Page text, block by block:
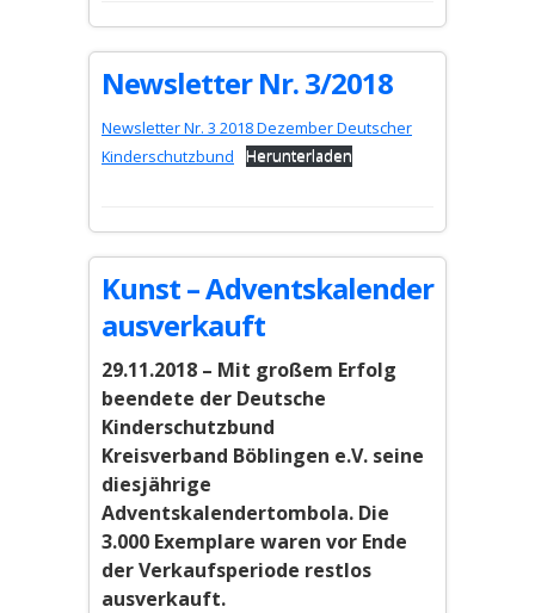
Newsletter Nr. 3/2018
Newsletter Nr. 3 2018 Dezember Deutscher
Kinderschutzbund
Herunterladen
Kunst – Adventskalender
ausverkauft
29.11.2018 – Mit großem Erfolg
beendete der Deutsche
Kinderschutzbund
Kreisverband Böblingen e.V. seine
diesjährige
Adventskalendertombola. Die
3.000 Exemplare waren vor Ende
der Verkaufsperiode restlos
ausverkauft.